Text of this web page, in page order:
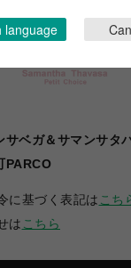
サベガ＆サマンサタ
PARCO
に基づく表記は こち
は こちら
language